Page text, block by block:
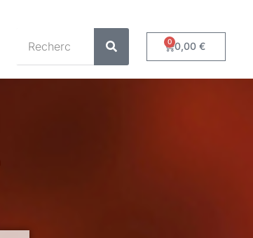
0,00€
0